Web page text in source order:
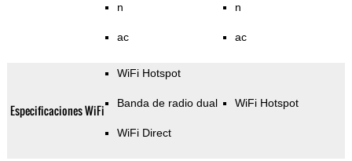
n
ac
n
ac
Especificaciones WiFi
WiFi Hotspot
Banda de radio dual
WiFi Direct
WiFi Hotspot